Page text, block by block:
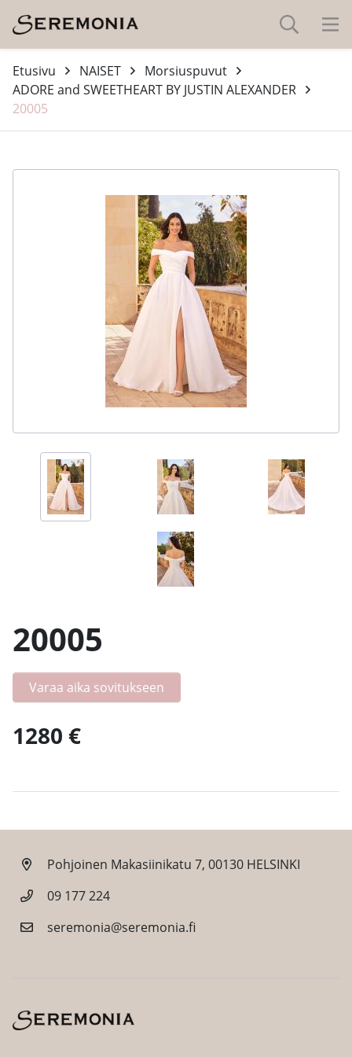
Etusivu NAISET
Morsiuspuvut
ADORE and SWEETHEART BY JUSTIN ALEXANDER
20005
20005
Varaa aika sovitukseen
1280 €
Pohjoinen Makasiinikatu 7, 00130 HELSINKI
09 177 224
seremonia@seremonia.fi